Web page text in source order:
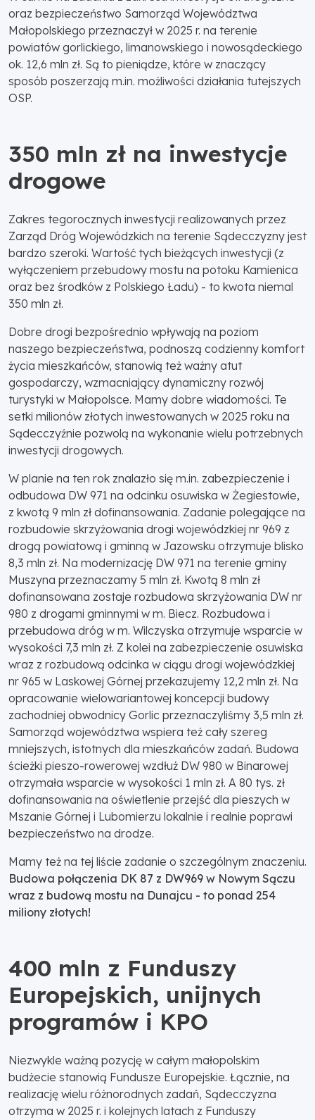
oraz bezpieczeństwo Samorząd Województwa
Małopolskiego przeznaczył w 2025 r. na terenie
powiatów gorlickiego, limanowskiego i nowosądeckiego
ok. 12,6 mln zł. Są to pieniądze, które w znaczący
sposób poszerzają m.in. możliwości działania tutejszych
OSP.
350 mln zł na inwestycje
drogowe
Zakres tegorocznych inwestycji realizowanych przez
Zarząd Dróg Wojewódzkich na terenie Sądecczyzny jest
bardzo szeroki. Wartość tych bieżących inwestycji (z
wyłączeniem przebudowy mostu na potoku Kamienica
oraz bez środków z Polskiego Ładu) - to kwota niemal
350 mln zł.
Dobre drogi bezpośrednio wpływają na poziom
naszego bezpieczeństwa, podnoszą codzienny komfort
życia mieszkańców, stanowią też ważny atut
gospodarczy, wzmacniający dynamiczny rozwój
turystyki w Małopolsce. Mamy dobre wiadomości. Te
setki milionów złotych inwestowanych w 2025 roku na
Sądecczyźnie pozwolą na wykonanie wielu potrzebnych
inwestycji drogowych.
W planie na ten rok znalazło się m.in. zabezpieczenie i
odbudowa DW 971 na odcinku osuwiska w Żegiestowie,
z kwotą 9 mln zł dofinansowania. Zadanie polegające na
rozbudowie skrzyżowania drogi wojewódzkiej nr 969 z
drogą powiatową i gminną w Jazowsku otrzymuje blisko
8,3 mln zł. Na modernizację DW 971 na terenie gminy
Muszyna przeznaczamy 5 mln zł. Kwotą 8 mln zł
dofinansowana zostaje rozbudowa skrzyżowania DW nr
980 z drogami gminnymi w m. Biecz. Rozbudowa i
przebudowa dróg w m. Wilczyska otrzymuje wsparcie w
wysokości 7,3 mln zł. Z kolei na zabezpieczenie osuwiska
wraz z rozbudową odcinka w ciągu drogi wojewódzkiej
nr 965 w Laskowej Górnej przekazujemy 12,2 mln zł. Na
opracowanie wielowariantowej koncepcji budowy
zachodniej obwodnicy Gorlic przeznaczyliśmy 3,5 mln zł.
Samorząd województwa wspiera też cały szereg
mniejszych, istotnych dla mieszkańców zadań. Budowa
ścieżki pieszo-rowerowej wzdłuż DW 980 w Binarowej
otrzymała wsparcie w wysokości 1 mln zł. A 80 tys. zł
dofinansowania na oświetlenie przejść dla pieszych w
Mszanie Górnej i Lubomierzu lokalnie i realnie poprawi
bezpieczeństwo na drodze.
Mamy też na tej liście zadanie o szczególnym znaczeniu.
Budowa połączenia DK 87 z DW969 w Nowym Sączu
wraz z budową mostu na Dunajcu - to ponad 254
miliony złotych!
400 mln z Funduszy
Europejskich, unijnych
programów i KPO
Niezwykle ważną pozycję w całym małopolskim
budżecie stanowią Fundusze Europejskie. Łącznie, na
realizację wielu różnorodnych zadań, Sądecczyzna
otrzyma w 2025 r. i kolejnych latach z Funduszy